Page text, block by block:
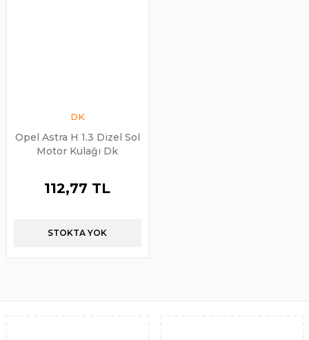
DK
Opel Astra H 1.3 Dizel Sol
Motor Kulağı Dk
112,77 TL
STOKTA YOK